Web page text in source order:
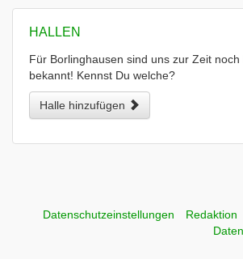
HALLEN
Für Borlinghausen sind uns zur Zeit noch
bekannt! Kennst Du welche?
Halle hinzufügen
Datenschutzeinstellungen Redaktion